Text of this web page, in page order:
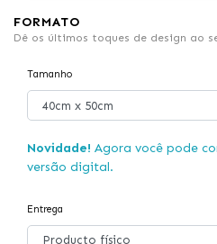
FORMATO
Dê os últimos toques de design ao
Tamanho
Novidade! Agora você pode
versão digital.
Entrega